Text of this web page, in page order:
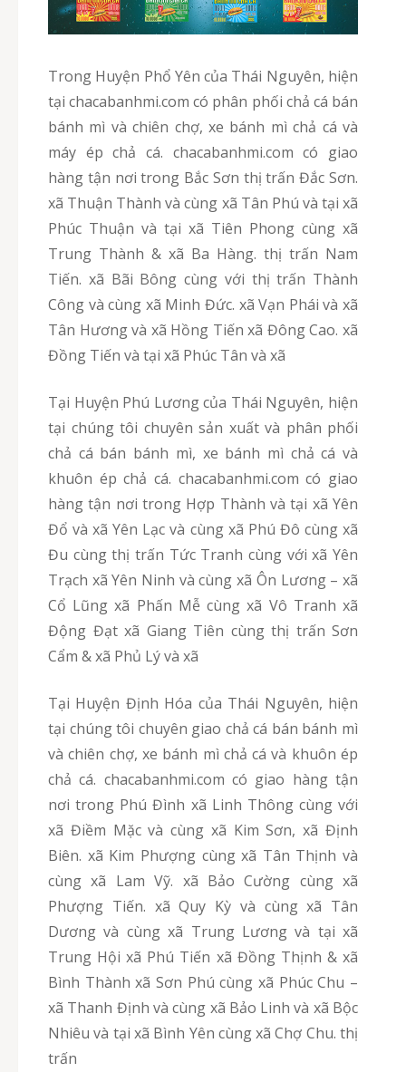
Trong Huyện Phổ Yên của Thái Nguyên, hiện
tại chacabanhmi.com có phân phối chả cá bán
bánh mì và chiên chợ, xe bánh mì chả cá và
máy ép chả cá. chacabanhmi.com có giao
hàng tận nơi trong Bắc Sơn thị trấn Đắc Sơn.
xã Thuận Thành và cùng xã Tân Phú và tại xã
Phúc Thuận và tại xã Tiên Phong cùng xã
Trung Thành & xã Ba Hàng. thị trấn Nam
Tiến. xã Bãi Bông cùng với thị trấn Thành
Công và cùng xã Minh Đức. xã Vạn Phái và xã
Tân Hương và xã Hồng Tiến xã Đông Cao. xã
Đồng Tiến và tại xã Phúc Tân và xã
Tại Huyện Phú Lương của Thái Nguyên, hiện
tại chúng tôi chuyên sản xuất và phân phối
chả cá bán bánh mì, xe bánh mì chả cá và
khuôn ép chả cá. chacabanhmi.com có giao
hàng tận nơi trong Hợp Thành và tại xã Yên
Đổ và xã Yên Lạc và cùng xã Phú Đô cùng xã
Đu cùng thị trấn Tức Tranh cùng với xã Yên
Trạch xã Yên Ninh và cùng xã Ôn Lương – xã
Cổ Lũng xã Phấn Mễ cùng xã Vô Tranh xã
Động Đạt xã Giang Tiên cùng thị trấn Sơn
Cẩm & xã Phủ Lý và xã
Tại Huyện Định Hóa của Thái Nguyên, hiện
tại chúng tôi chuyên giao chả cá bán bánh mì
và chiên chợ, xe bánh mì chả cá và khuôn ép
chả cá. chacabanhmi.com có giao hàng tận
nơi trong Phú Đình xã Linh Thông cùng với
xã Điềm Mặc và cùng xã Kim Sơn, xã Định
Biên. xã Kim Phượng cùng xã Tân Thịnh và
cùng xã Lam Vỹ. xã Bảo Cường cùng xã
Phượng Tiến. xã Quy Kỳ và cùng xã Tân
Dương và cùng xã Trung Lương và tại xã
Trung Hội xã Phú Tiến xã Đồng Thịnh & xã
Bình Thành xã Sơn Phú cùng xã Phúc Chu –
xã Thanh Định và cùng xã Bảo Linh và xã Bộc
Nhiêu và tại xã Bình Yên cùng xã Chợ Chu. thị
trấn